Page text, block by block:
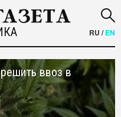
RU /EN
ввоз в